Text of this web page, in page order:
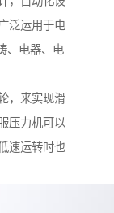
泛运用于电
、电器、电
，来实现滑
压力机可以
速运转时也